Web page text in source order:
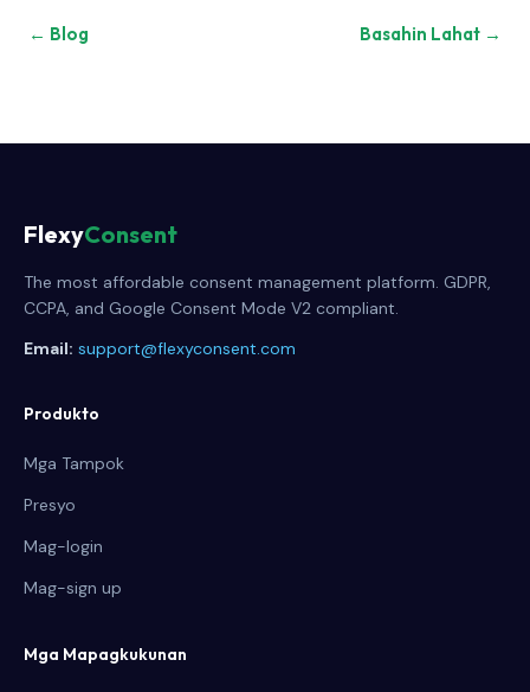
← Blog Basahin Lahat →
FlexyConsent
The most affordable consent management platform. GDPR,
CCPA, and Google Consent Mode V2 compliant.
Email: support@flexyconsent.com
Produkto
Mga Tampok
Presyo
Mag-login
Mag-sign up
Mga Mapagkukunan